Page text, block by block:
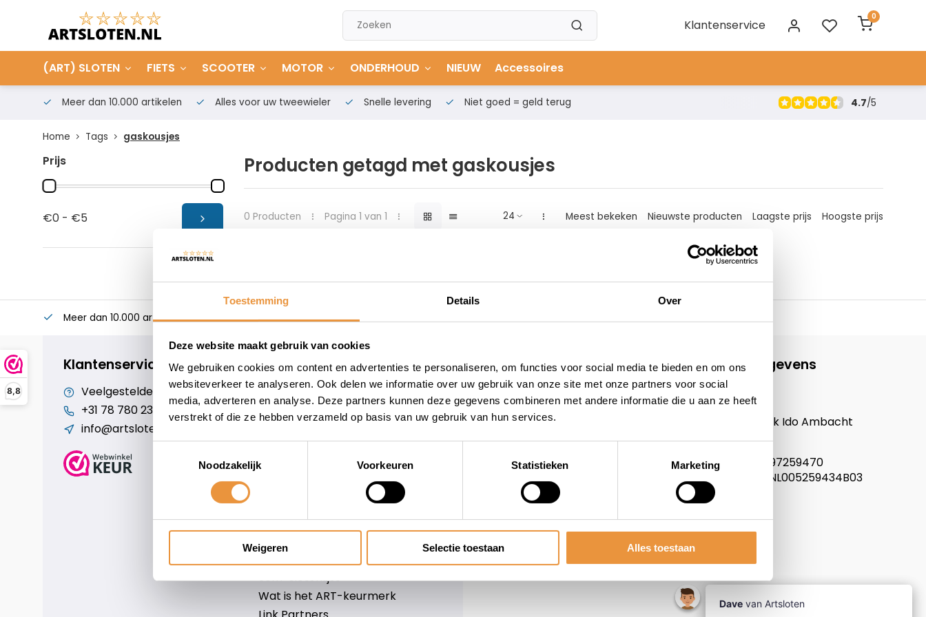
Toestemming Details Over
Deze website maakt gebruik van cookies
We gebruiken cookies om content en advertenties te personaliseren, om functies voor social media te bieden en om ons
websiteverkeer te analyseren. Ook delen we informatie over uw gebruik van onze site met onze partners voor social
media, adverteren en analyse. Deze partners kunnen deze gegevens combineren met andere informatie die u aan ze heeft
verstrekt of die ze hebben verzameld op basis van uw gebruik van hun services.
Noodzakelijk
Voorkeuren Statistieken Marketing
Weigeren Selectie toestaan Alles toestaan
8,8
Klantenservice
0
(ART) SLOTEN FIETS SCOOTER MOTOR ONDERHOUD NIEUW Accessoires
Meer dan 10.000 artikelen Alles voor uw tweewieler Snelle levering Niet goed = geld terug 4.7/5
Home Tags gaskousjes
Prijs
€0 - €5
Producten getagd met gaskousjes
0 Producten Pagina 1 van 1 Meest bekeken Nieuwste producten Laagste prijs Hoogste prijs
Meer dan 10.000 artikelen Alles voor uw tweewieler
Klantenservice
Veelgestelde vragen
+31 78 780 2330
info@artsloten.nl
Cookiebeleid
Over ons
Privacy Policy
Verzenden & retourneren
Contact
Sitemap
Art-slotenlijst
Scm-slotenlijst
Wat is het ART-keurmerk
Informatie
Over ons
Blog
Contactgegevens
ARTsloten.nl
Noordeinde 114
3341LW, Hendrik Ido Ambacht
Nederland
KVK nummer: 97259470
Btw nummer: NL005259434B03